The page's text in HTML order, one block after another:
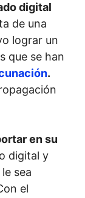
digital
de una
lograr un
que se han
.
en su
digital y
sea
el